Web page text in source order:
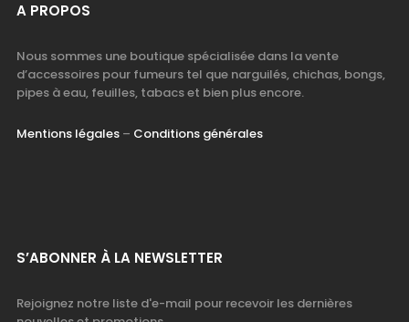
A PROPOS
Nous sommes une boutique spécialisée dans la vente
d’accessoires pour fumeurs tel que narguilés, chichas, bongs,
pipes à eau, feuilles, tabacs et bien plus encore.
Mentions légales– Conditions générales
S’ABONNER À LA NEWSLETTER
Rejoignez notre liste d'e-mail pour recevoir les dernières